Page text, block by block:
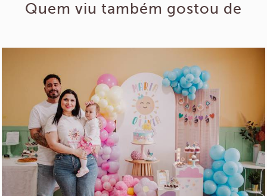
Quem viu também gostou de